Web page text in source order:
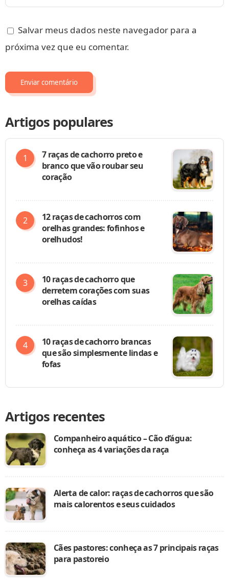
Salvar meus dados neste navegador para a
próxima vez que eu comentar.
Artigos populares
7 raças de cachorro preto e
branco que vão roubar seu
coração
12 raças de cachorros com
orelhas grandes: fofinhos e
orelhudos!
10 raças de cachorro que
derretem corações com suas
orelhas caídas
10 raças de cachorro brancas
que são simplesmente lindas e
fofas
Artigos recentes
Companheiro aquático – Cão d’água:
conheça as 4 variações da raça
Alerta de calor: raças de cachorros que são
mais calorentos e seus cuidados
Cães pastores: conheça as 7 principais raças
para pastoreio